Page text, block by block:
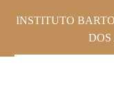
INSTITUTO
DOS